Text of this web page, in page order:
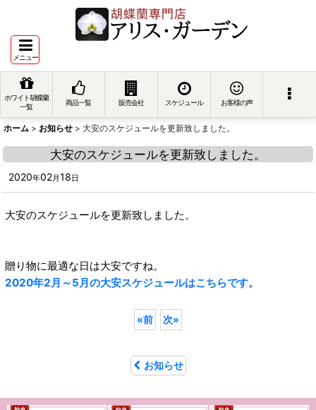
メニュー
ホワイト胡蝶蘭
一覧
商品一覧 販売会社 スケジュール お客様の声
ホーム > お知らせ > 大安のスケジュールを更新致しました。
大安のスケジュールを更新致しました。
2020年02月18日
大安のスケジュールを更新致しました。
贈り物に最適な日は大安ですね。
2020年2月～5月の大安スケジュールはこちらです。
«前 次»
お知らせ